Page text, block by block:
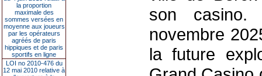
la proportion
maximale des
sommes versées en
moyenne aux joueurs
par les opérateurs
agréés de paris
hippiques et de paris
sportifs en ligne
LOI no 2010-476 du
12 mai 2010 relative à
son
novembre
la future